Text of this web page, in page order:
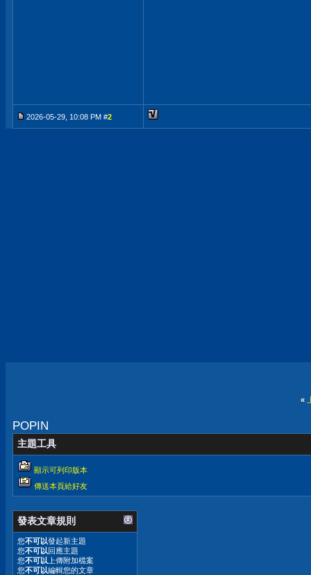
2026-05-29, 10:08 PM #2
«
POPIN
主題工具
顯示可列印版本
傳送本頁給好友
發表文章規則
您不可以發起新主題
您不可以回應主題
您不可以 上傳附加檔案
您不可以編輯您的文章